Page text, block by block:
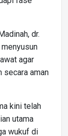
dr.
agar
secara aman
kini telah
utama
wukuf di